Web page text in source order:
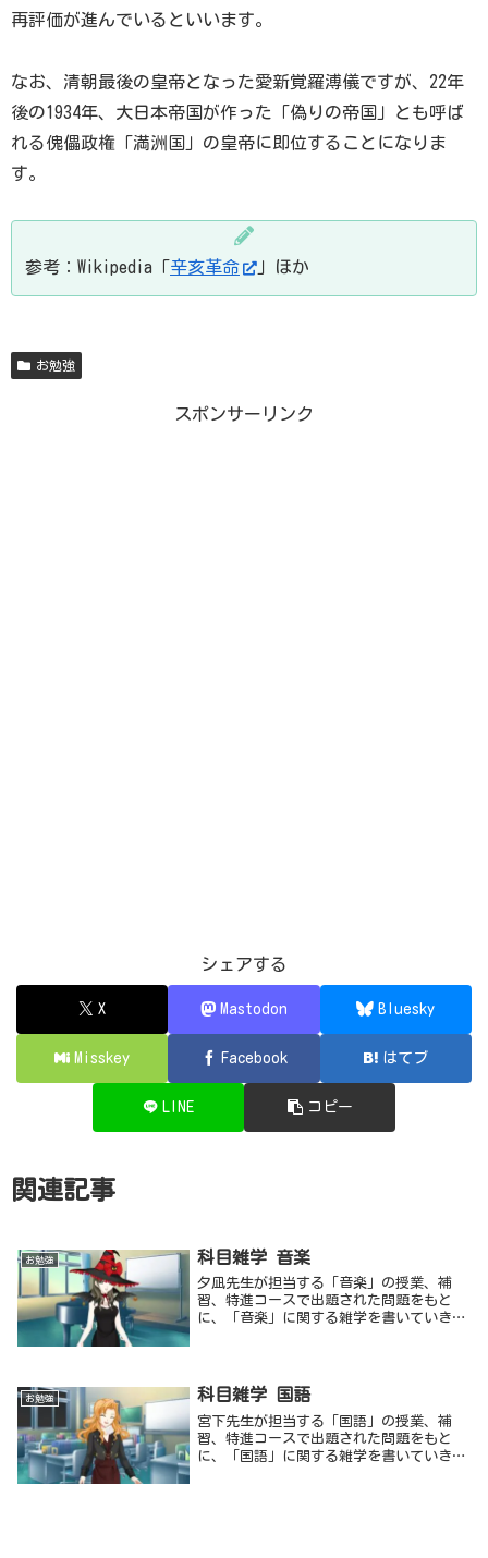
再評価が進んでいるといいます。
なお、清朝最後の皇帝となった愛新覚羅溥儀ですが、22年
後の1934年、大日本帝国が作った「偽りの帝国」とも呼ば
れる傀儡政権「満洲国」の皇帝に即位することになりま
す。
参考：Wikipedia「辛亥革命 」ほか
お勉強
スポンサーリンク
シェアする
X Mastodon Bluesky
Misskey Facebook はてブ
LINE コピー
関連記事
お勉強 科目雑学 音楽
夕凪先生が担当する「音楽」の授業、補
習、特進コースで出題された問題をもと
に、「音楽」に関する雑学を書いていきま
てください☆楽器...
お勉強 科目雑学 国語
宮下先生が担当する「国語」の授業、補
習、特進コースで出題された問題をもと
に、「国語」に関する雑学を書いていきま